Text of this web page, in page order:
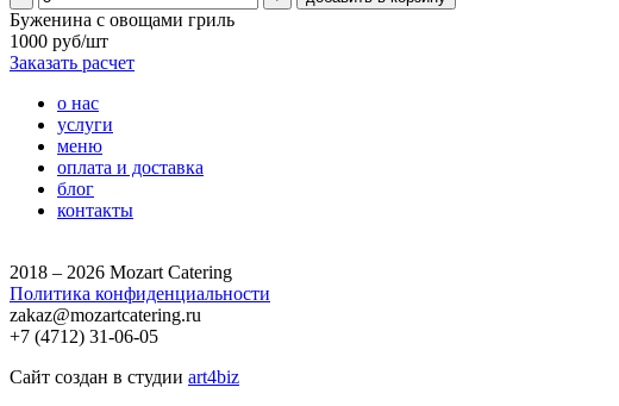
Буженина с овощами гриль
1000 руб/шт
Заказать расчет
о нас
услуги
меню
оплата и доставка
блог
контакты
2018 – 2026 Mozart Catering
Политика конфиденциальности
zakaz@mozartcatering.ru
+7 (4712) 31-06-05
Сайт создан в студии art4biz